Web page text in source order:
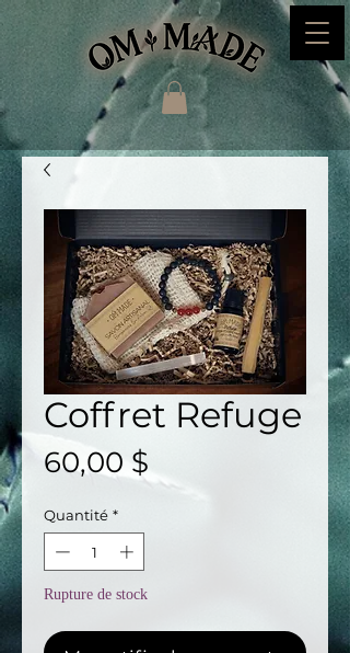
Coffret Refuge
60,00 $
Quantité *
Rupture de stock